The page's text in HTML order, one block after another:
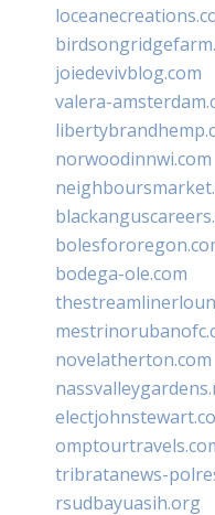
joiedevivblog.com
valera-
norwoodinnwi.com
bodega-ole.com
novelatherton.com
tribratanews-
rsudbayuasih.org